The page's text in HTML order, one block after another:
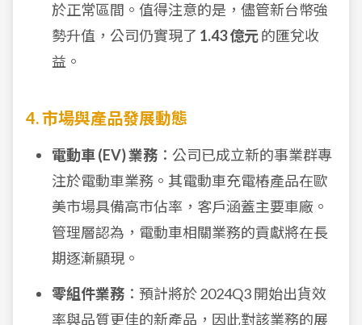
於正常區間。值得注意的是，儘管新台幣強
勢升值，公司仍實現了 1.43 億元的匯兌收
益。
4. 市場與產品發展動態
電動車 (EV) 業務 ：公司已成立新的事業群專
注於電動車業務。其電動車充電樁產品在歐
美市場具備高市佔率，客戶涵蓋主要車廠。
管理層認為，電動車相關業務的貢獻將在長
期逐漸顯現。
零組件業務 ：預計將於 2024Q3 開始出貨效
率與品質更佳的新產品，因此對該業務的展